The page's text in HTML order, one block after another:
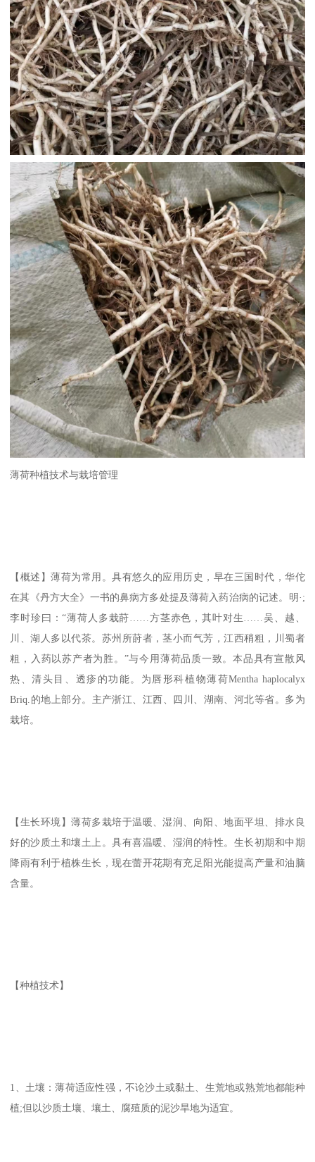
薄荷种植技术与栽培管理
【概述】薄荷为常用。具有悠久的应用历史，早在三国时代，华佗
在其《丹方大全》一书的鼻病方多处提及薄荷入药治病的记述。明·;
李时珍曰：“薄荷人多栽莳……方茎赤色，其叶对生……吴、越、
川、湖人多以代茶。苏州所莳者，茎小而气芳，江西稍粗，川蜀者
粗，入药以苏产者为胜。”与今用薄荷品质一致。本品具有宣散风
热、清头目、透疹的功能。为唇形科植物薄荷Mentha haplocalyx
Briq.的地上部分。主产浙江、江西、四川、湖南、河北等省。多为
栽培。
【生长环境】薄荷多栽培于温暖、湿润、向阳、地面平坦、排水良
好的沙质土和壤土上。具有喜温暖、湿润的特性。生长初期和中期
降雨有利于植株生长，现在蕾开花期有充足阳光能提高产量和油脑
含量。
【种植技术】
1、土壤：薄荷适应性强，不论沙土或黏土、生荒地或熟荒地都能种
植;但以沙质土壤、壤土、腐殖质的泥沙旱地为适宜。